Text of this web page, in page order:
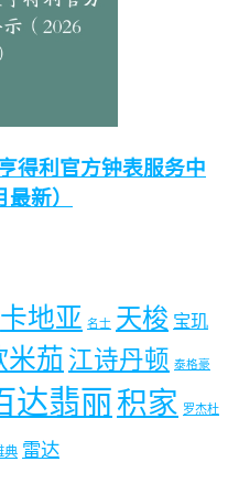
得利官方钟表服务中
新）
卡地亚 名士 天梭 宝玑
米茄 江诗丹顿 泰格豪
达翡丽积家 罗杰杜
典 雷达